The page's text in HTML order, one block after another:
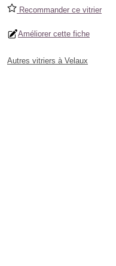
Recommander ce vitrier
Améliorer cette fiche
Autres vitriers à Velaux